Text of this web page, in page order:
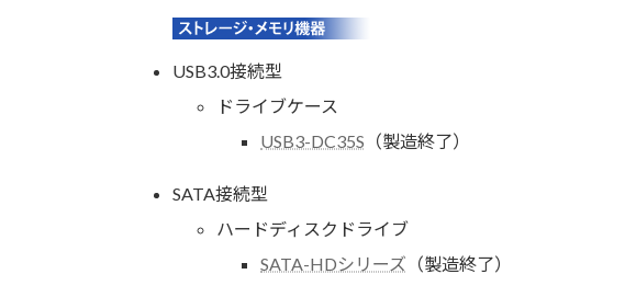
USB3.0接続型
ドライブケース
USB3-DC35S （製造終了）
SATA接続型
ハードディスクドライブ
SATA-HDシリーズ （製造終了）